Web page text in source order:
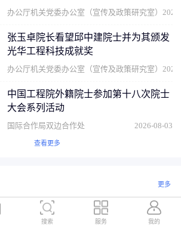
办公厅机关党委办公室（宣传及政策研究室）
张玉卓院长看望邱中建院士并为其颁发
光华工程科技成就奖
办公厅机关党委办公室（宣传及政策研究室）
中国工程院外籍院士参加第十八次院士
大会系列活动
国际合作局双边合作处 2026-08-03
查看更多
更多
搜索 服务 我的